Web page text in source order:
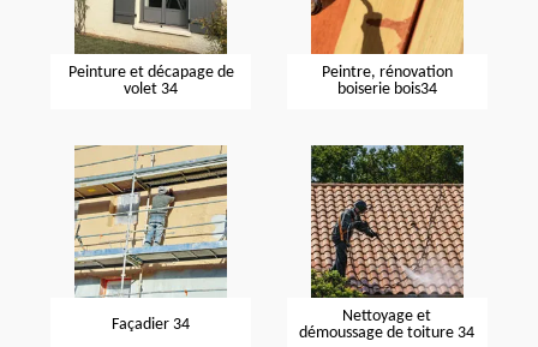
Peinture et décapage de
volet 34
Peintre, rénovation
boiserie bois34
Façadier 34
Nettoyage et
démoussage de toiture 34